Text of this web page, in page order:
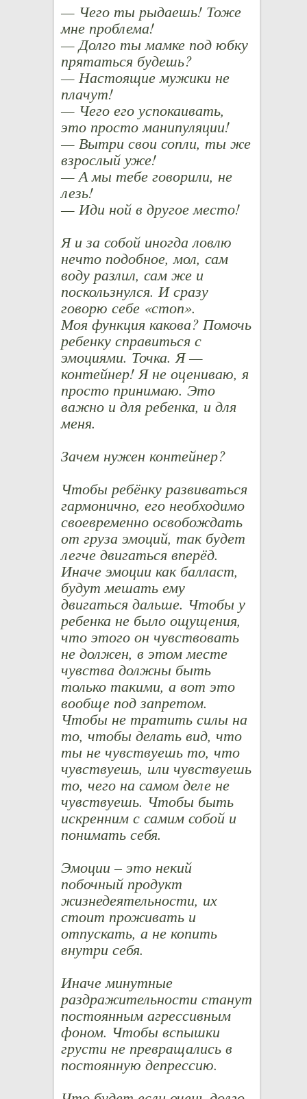
— Чего ты рыдаешь! Тоже
мне проблема!
— Долго ты мамке под юбку
прятаться будешь?
— Настоящие мужики не
плачут!
— Чего его успокаивать,
это просто манипуляции!
— Вытри свои сопли, ты же
взрослый уже!
— А мы тебе говорили, не
лезь!
— Иди ной в другое место!
Я и за собой иногда ловлю
нечто подобное, мол, сам
воду разлил, сам же и
поскользнулся. И сразу
говорю себе «стоп».
Моя функция какова? Помочь
ребенку справиться с
эмоциями. Точка. Я —
контейнер! Я не оцениваю, я
просто принимаю. Это
важно и для ребенка, и для
меня.
Зачем нужен контейнер?
Чтобы ребёнку развиваться
гармонично, его необходимо
своевременно освобождать
от груза эмоций, так будет
легче двигаться вперёд.
Иначе эмоции как балласт,
будут мешать ему
двигаться дальше. Чтобы у
ребенка не было ощущения,
что этого он чувствовать
не должен, в этом месте
чувства должны быть
только такими, а вот это
вообще под запретом.
Чтобы не тратить силы на
то, чтобы делать вид, что
ты не чувствуешь то, что
чувствуешь, или чувствуешь
то, чего на самом деле не
чувствуешь. Чтобы быть
искренним с самим собой и
понимать себя.
Эмоции – это некий
побочный продукт
жизнедеятельности, их
стоит проживать и
отпускать, а не копить
внутри себя.
Иначе минутные
раздражительности станут
постоянным агрессивным
фоном. Чтобы вспышки
грусти не превращались в
постоянную депрессию.